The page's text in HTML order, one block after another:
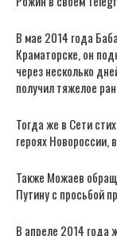
В мае 2014 года
Краматорске, он
через несколько
получил тяжелое
Тогда же в Сети
героях Новороссии,
Также Можаев
Путину с просьбой
В апреле 2014 года